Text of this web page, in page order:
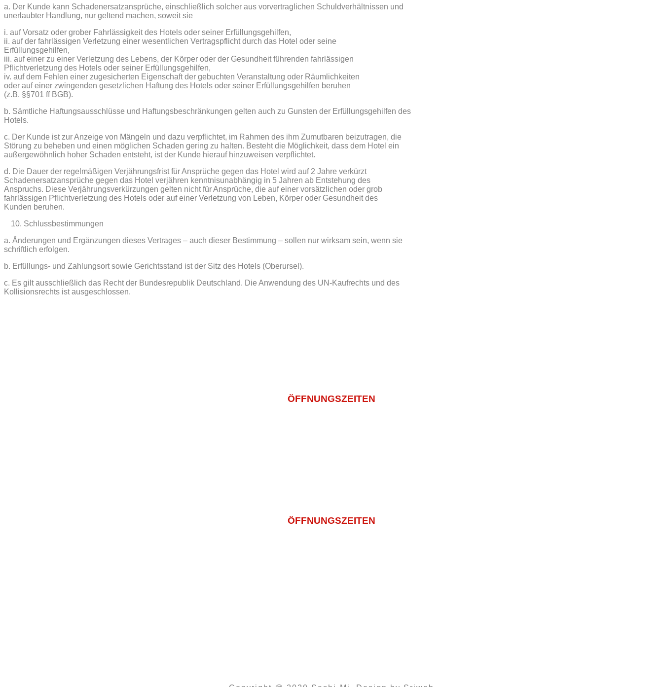
a. Der Kunde kann Schadenersatzansprüche, einschließlich solcher aus vorvertraglichen Schuldverhältnissen und
unerlaubter Handlung, nur geltend machen, soweit sie
i. auf Vorsatz oder grober Fahrlässigkeit des Hotels oder seiner Erfüllungsgehilfen,
ii. auf der fahrlässigen Verletzung einer wesentlichen Vertragspflicht durch das Hotel oder seine
Erfüllungsgehilfen,
iii. auf einer zu einer Verletzung des Lebens, der Körper oder der Gesundheit führenden fahrlässigen
Pflichtverletzung des Hotels oder seiner Erfüllungsgehilfen,
iv. auf dem Fehlen einer zugesicherten Eigenschaft der gebuchten Veranstaltung oder Räumlichkeiten
oder auf einer zwingenden gesetzlichen Haftung des Hotels oder seiner Erfüllungsgehilfen beruhen
(z.B. §§701 ff BGB).
b. Sämtliche Haftungsausschlüsse und Haftungsbeschränkungen gelten auch zu Gunsten der Erfüllungsgehilfen des
Hotels.
c. Der Kunde ist zur Anzeige von Mängeln und dazu verpflichtet, im Rahmen des ihm Zumutbaren beizutragen, die
Störung zu beheben und einen möglichen Schaden gering zu halten. Besteht die Möglichkeit, dass dem Hotel ein
außergewöhnlich hoher Schaden entsteht, ist der Kunde hierauf hinzuweisen verpflichtet.
d. Die Dauer der regelmäßigen Verjährungsfrist für Ansprüche gegen das Hotel wird auf 2 Jahre verkürzt
Schadenersatzansprüche gegen das Hotel verjähren kenntnisunabhängig in 5 Jahren ab Entstehung des
Anspruchs. Diese Verjährungsverkürzungen gelten nicht für Ansprüche, die auf einer vorsätzlichen oder grob
fahrlässigen Pflichtverletzung des Hotels oder auf einer Verletzung von Leben, Körper oder Gesundheit des
Kunden beruhen.
Schlussbestimmungen
a. Änderungen und Ergänzungen dieses Vertrages – auch dieser Bestimmung – sollen nur wirksam sein, wenn sie
schriftlich erfolgen.
b. Erfüllungs- und Zahlungsort sowie Gerichtsstand ist der Sitz des Hotels (Oberursel).
c. Es gilt ausschließlich das Recht der Bundesrepublik Deutschland. Die Anwendung des UN-Kaufrechts und des
Kollisionsrechts ist ausgeschlossen.
ÖFFNUNGSZEITEN
ÖFFNUNGSZEITEN